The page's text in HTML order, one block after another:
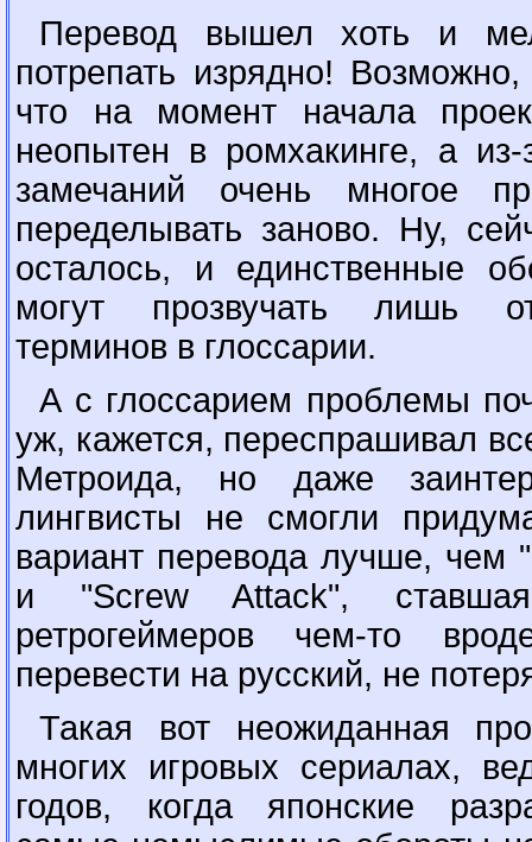
Перевод вышел хоть и
потрепать изрядно!
что на момент начала
неопытен в ромхакинге, а
замечаний очень многое
переделывать заново. Ну,
осталось, и единственные
могут прозвучать лишь
терминов в глоссарии.
А с глоссарием проблемы
уж, кажется, переспрашивал
Метроида, но даже
лингвисты не смогли
вариант перевода лучше, чем
и "Screw Attack",
ретрогеймеров чем-то
перевести на русский, не
Такая вот неожиданная
многих игровых сериалах,
годов, когда японские